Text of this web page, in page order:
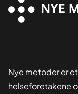
Nye metoder er
helseforetakene